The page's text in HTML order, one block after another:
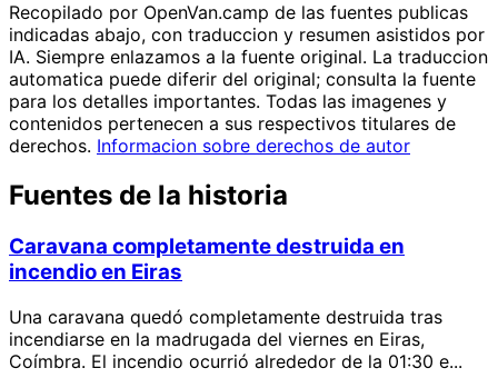
Recopilado por OpenVan.camp de las fuentes publicas
indicadas abajo, con traduccion y resumen asistidos por
IA. Siempre enlazamos a la fuente original. La traduccion
automatica puede diferir del original; consulta la fuente
para los detalles importantes. Todas las imagenes y
contenidos pertenecen a sus respectivos titulares de
derechos. Informacion sobre derechos de autor
Fuentes de la historia
Caravana completamente destruida en
incendio en Eiras
Una caravana quedó completamente destruida tras
incendiarse en la madrugada del viernes en Eiras,
Coímbra. El incendio ocurrió alrededor de la 01:30 e...